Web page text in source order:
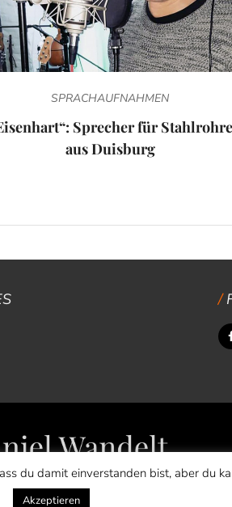
SPRACHAUFNAHMEN
Sprecher für Stahlrohre
aus Duisburg
© 2026 Daniel Wandelt
du damit einverstanden bist, aber du
Akzeptieren